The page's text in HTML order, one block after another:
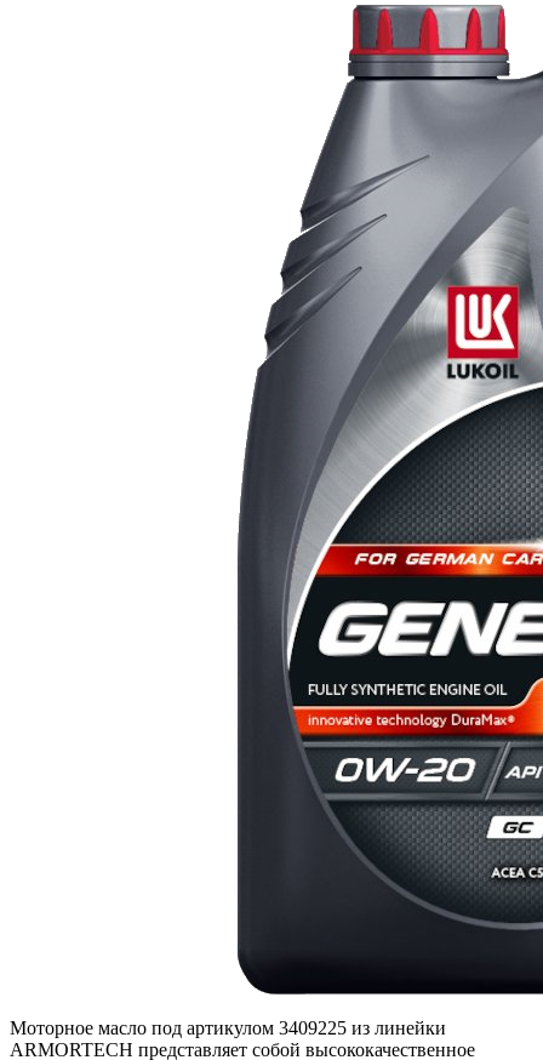
Моторное масло под артикулом 3409225 из линейки
ARMORTECH представляет собой высококачественное